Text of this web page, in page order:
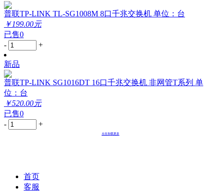
普联TP-LINK TL-SG1008M 8口千兆交换机 单位：台
￥199.00元
已售0
-
+
新品
普联TP-LINK SG1016DT 16口千兆交换机 非网管T系列 单
位：台
￥520.00元
已售0
-
+
点击加载更多
首页
客服